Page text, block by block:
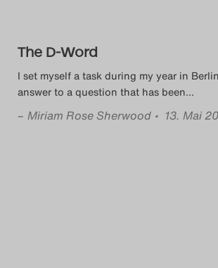
The D-Word
I set myself a task during my year in
answer to a question that has been…
– Miriam Rose Sherwood • 13. Mai